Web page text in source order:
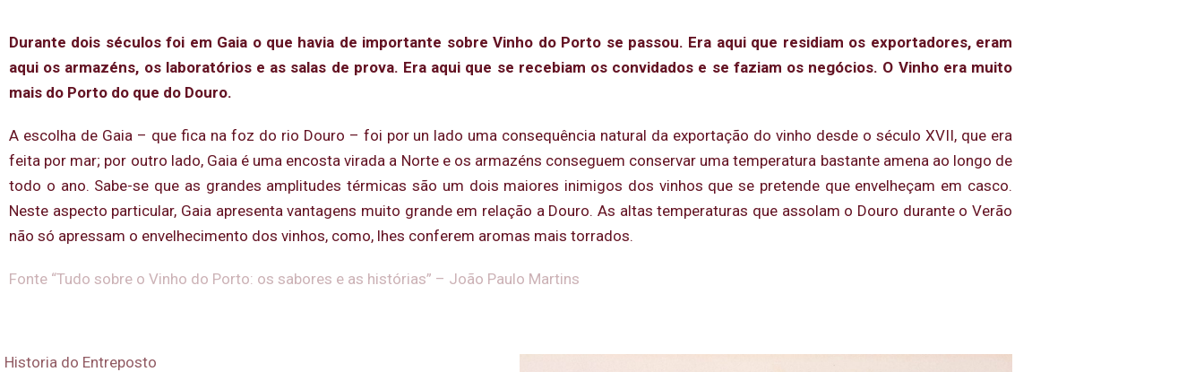
Durante dois séculos foi em Gaia o que havia de importante sobre Vinho do Porto se passou. Era aqui que residiam os exportadores, eram
aqui os armazéns, os laboratórios e as salas de prova. Era aqui que se recebiam os convidados e se faziam os negócios. O Vinho era muito
mais do Porto do que do Douro.
A escolha de Gaia – que fica na foz do rio Douro – foi por un lado uma consequência natural da exportação do vinho desde o século XVII, que era
feita por mar; por outro lado, Gaia é uma encosta virada a Norte e os armazéns conseguem conservar uma temperatura bastante amena ao longo de
todo o ano. Sabe-se que as grandes amplitudes térmicas são um dois maiores inimigos dos vinhos que se pretende que envelheçam em casco.
Neste aspecto particular, Gaia apresenta vantagens muito grande em relação a Douro. As altas temperaturas que assolam o Douro durante o Verão
não só apressam o envelhecimento dos vinhos, como, lhes conferem aromas mais torrados.
Fonte “Tudo sobre o Vinho do Porto: os sabores e as histórias” – João Paulo Martins
Historia do Entreposto